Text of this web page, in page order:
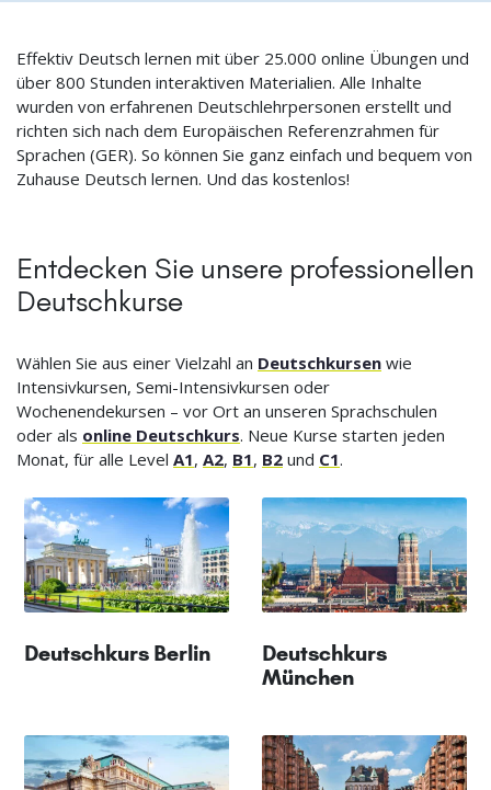
Effektiv Deutsch lernen mit über 25.000 online Übungen und
über 800 Stunden interaktiven Materialien. Alle Inhalte
wurden von erfahrenen Deutschlehrpersonen erstellt und
richten sich nach dem Europäischen Referenzrahmen für
Sprachen (GER). So können Sie ganz einfach und bequem von
Zuhause Deutsch lernen. Und das kostenlos!
Entdecken Sie unsere professionellen
Deutschkurse
Wählen Sie aus einer Vielzahl an Deutschkursen wie
Intensivkursen, Semi-Intensivkursen oder
Wochenendekursen – vor Ort an unseren Sprachschulen
oder als online Deutschkurs. Neue Kurse starten jeden
Monat, für alle Level A1, A2, B1, B2 und C1.
Deutschkurs Berlin
Deutschkurs
München